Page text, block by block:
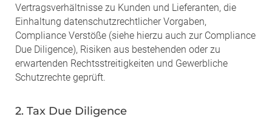
Vertragsverhältnisse zu Kunden und Lieferanten, die
Einhaltung datenschutzrechtlicher Vorgaben,
Compliance Verstöße (siehe hierzu auch zur Compliance
Due Diligence), Risiken aus bestehenden oder zu
erwartenden Rechtsstreitigkeiten und Gewerbliche
Schutzrechte geprüft.
2. Tax Due Diligence